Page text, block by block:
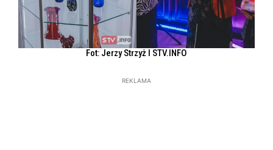
Fot: Jerzy Strzyż l STV.INFO
REKLAMA